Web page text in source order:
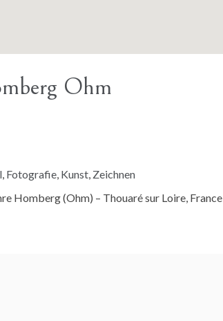
Ohm
, Fotografie, Kunst, Zeichnen
Homberg (Ohm) – Thouaré sur Loire, France